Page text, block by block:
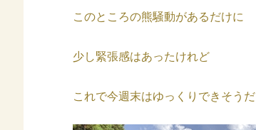
このところの熊騒動があるだけに
少し緊張感はあったけれど
これで今週末はゆっくりできそうだ